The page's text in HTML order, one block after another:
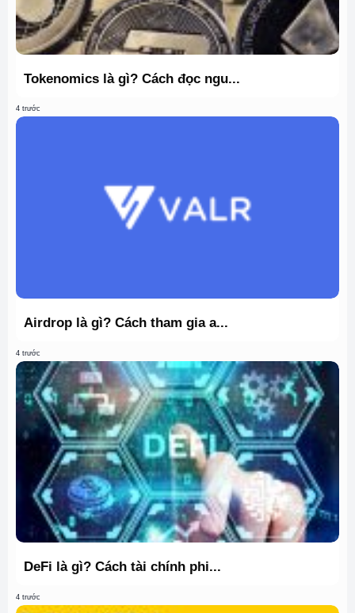
Tokenomics là gì? Cách đọc ngu...
4 trước
Airdrop là gì? Cách tham gia a...
4 trước
DeFi là gì? Cách tài chính phi...
4 trước